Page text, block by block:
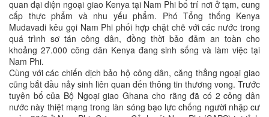
quan đại diện ngoại giao Kenya tại Nam Phi bố trí nơi ở tạm, cung
cấp thực phẩm và nhu yếu phẩm. Phó Tổng thống Kenya
Mudavadi kêu gọi Nam Phi phối hợp chặt chẽ với các nước trong
quá trình sơ tán công dân, đồng thời bảo đảm an toàn cho
khoảng 27.000 công dân Kenya đang sinh sống và làm việc tại
Nam Phi.
Cùng với các chiến dịch bảo hộ công dân, căng thẳng ngoại giao
cũng bắt đầu nảy sinh liên quan đến thông tin thương vong. Trước
tuyên bố của Bộ Ngoại giao Ghana cho rằng đã có 2 công dân
nước này thiệt mạng trong làn sóng bạo lực chống người nhập cư